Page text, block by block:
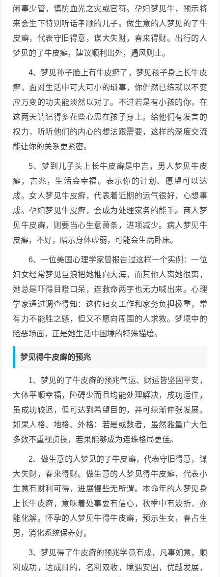
闲事少管，慎防血光之灾或官符。孕妇梦见牛，预示将
来会生下特别听话孝顺的儿子。做生意的人梦见的了牛
皮癣，代表守旧得意，谋大失财，春来得财。出行的人
梦见的了牛皮癣，建议顺利出外，遇风则止。
4、梦见孙子脸上有牛皮癣了，梦见孩子身上长牛皮
癣，面对生活中可大可小的琐事，你俨然已练就以不变
应万变的功夫能淡然以对了。不过若是有小孩的你，在
这两天请记得多花些心思在孩子身上。给他们有发言的
权力，听听他们的内心的想法跟需要，这样的深度交流
能让你的关系更紧密。
5、梦到儿子头上长牛皮癣是中吉，男人梦见牛皮
癣，吉兆，生活会幸福。表示你的计划、愿望可以达
成。女人梦见牛皮癣，代表着近期的运气很好，心想事
成。孕妇梦见牛皮癣，会成为处理家务的能手。商人梦
见牛皮癣，则要当心生意萧条，进项减少。病人梦见牛
皮癣，不好，暗示身体虚弱，可能会生病卧床。
6、一位美国心理学家曾报告过这样一个实例：一位
妇女经常梦见巨浪把她推向大海，而其他人离她很离，
她总是吓得目瞪口呆，连救命两字也无力喊出来。心理
学家通过调查得知：这位妇女工作和家务负担极重，常
有力不能胜之感，但又不愿向周围的人求救。梦境中的
险恶场面，正是她生活中困境的特殊描绘。
梦见得牛皮癣的预兆
1、梦见的了牛皮癣的预兆气运、财运皆坚固平安，
大体平顺幸福，障碍少而且均能处理解决，成功运佳，
虽成功较迟，但可达到希望目的，并可续渐伸张发展。
如果人格、地格、外格：若是或数者，虽然雅量广大但
多数不重视贞操，若果能够成为连珠格局更佳。
2、做生意的人梦见的了牛皮癣，代表守旧得意，谋
大失财，春来得财。做生意的人梦见得牛皮癣，代表小
生意有财利可得，进展慢些无所谓。本命年的人梦见身
上长牛皮癣，意味着处事要有信心，秋季中有波折，亦
能化解。怀孕的人梦见牛得牛皮癣，预示生女，春占生
男，消化系统保养好。
3、梦见得了牛皮癣的预兆学竟有成，凡事如意，顺
利成功，达成目的，名利双收，境遇安固，优越发展，